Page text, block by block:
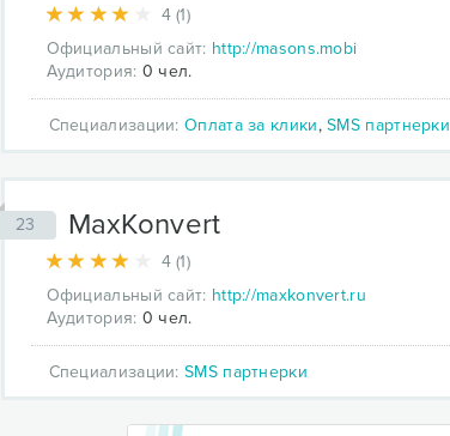
4 (1)
Официальный сайт: http://masons.mobi
Аудитория: 0 чел.
Специализации:Оплата за клики,SMS партнерки
23 MaxKonvert
4 (1)
Официальный сайт: http://maxkonvert.ru
Аудитория: 0 чел.
Специализации:SMS партнерки